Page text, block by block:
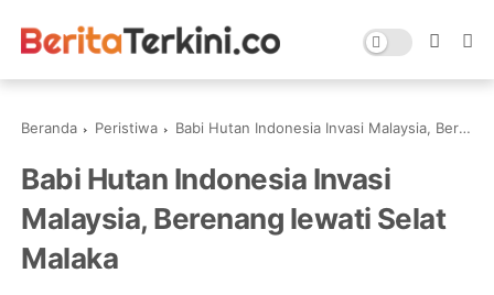
Beranda Peristiwa Babi Hutan Indonesia Invasi Malaysia, Berenang lewati Selat Malaka
Babi Hutan Indonesia Invasi
Malaysia, Berenang lewati Selat
Malaka